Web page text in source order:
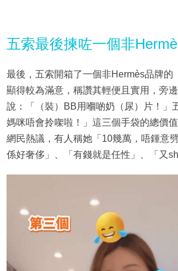
五索最後揀咗一個非
最後，五索開箱了一個非Hermès品牌的
顯得較為滿意，稱讚其輕便且實用，旁
說：「（裝）BB用嗰啲奶（尿）片！」
媽咪唔會拎㗎啦！」這三個手袋的總價
網民熱議，有人稱她「10幾萬，唔鍾意
係好奢侈」、「有錢就是任性」、「又